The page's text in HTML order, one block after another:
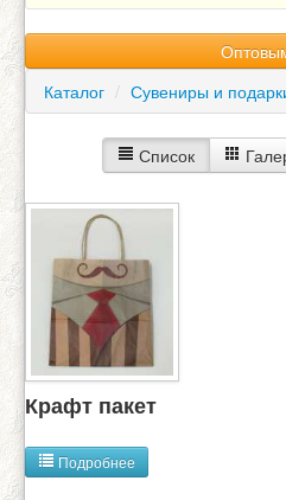
Каталог / Сувениры и
Список
Крафт пакет
Подробнее